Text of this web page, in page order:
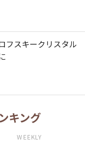
フスキークリスタル
キング
WEEKLY